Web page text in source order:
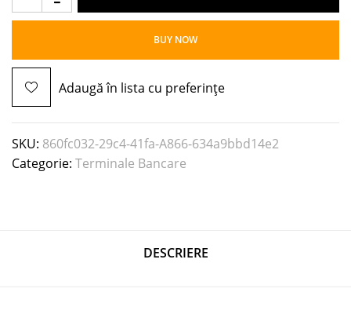
BUY NOW
Adaugă în lista cu preferințe
SKU: 860fc032-29c4-41fa-A866-634a9bbd14e2
Categorie: Terminale Bancare
DESCRIERE